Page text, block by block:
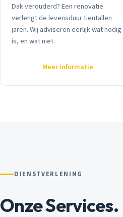
Dak verouderd? Een renovatie
verlengt de levensduur tientallen
jaren. Wij adviseren eerlijk wat nodig
is, en wat niet.
Meer informatie
DIENSTVERLENING
Onze Services.